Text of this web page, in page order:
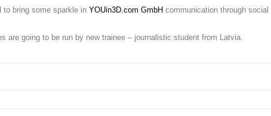
to bring some sparkle in YOUin3D.com GmbH communication through
are going to be run by new trainee – journalistic student from Latvia.